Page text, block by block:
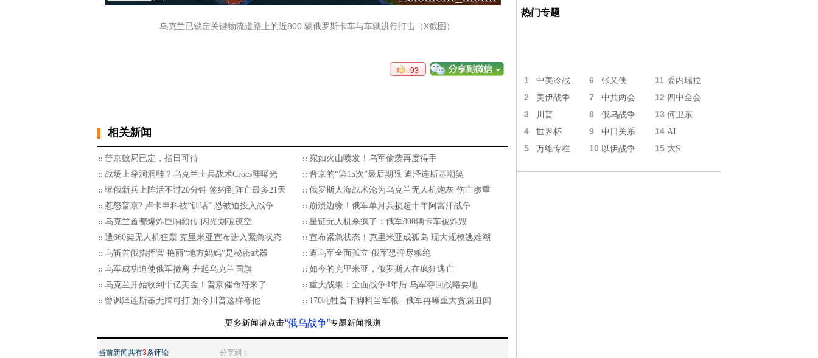
乌克兰已锁定关键物流道路上的近800 辆俄罗斯卡车与车辆进行打击（X截图）
93
相关新闻
普京败局已定，指日可待
宛如火山喷发！乌军偷袭再度得手
战场上穿洞洞鞋？乌克兰士兵战术Crocs鞋曝光
普京的“第15次”最后期限 遭泽连斯基嘲笑
曝俄新兵上阵活不过20分钟 签约到阵亡最多21天
俄罗斯人海战术沦为乌克兰无人机炮灰 伤亡惨重
惹怒普京? 卢卡申科被“训话” 恐被迫投入战争
崩溃边缘！俄军单月兵损超十年阿富汗战争
乌克兰首都爆炸巨响频传 闪光划破夜空
星链无人机杀疯了：俄军800辆卡车被炸毁
遭660架无人机狂轰 克里米亚宣布进入紧急状态
宣布紧急状态！克里米亚成孤岛 现大规模逃难潮
乌斩首俄指挥官 艳丽“地方妈妈”是秘密武器
遭乌军全面孤立 俄军恐弹尽粮绝
乌军成功迫使俄军撤离 升起乌克兰国旗
如今的克里米亚，俄罗斯人在疯狂逃亡
乌克兰开始收到千亿美金！普京催命符来了
重大战果：全面战争4年后 乌军夺回战略要地
曾讽泽连斯基无牌可打 如今川普这样夸他
170吨牲畜下脚料当军粮...俄军再曝重大贪腐丑闻
“俄乌战争”
当前新闻共有3条评论 分享到：
热门专题
1 中美冷战 6 张又侠 11 委内瑞拉
2 美伊战争 7 中共两会 12 四中全会
3 川普 8 俄乌战争 13 何卫东
4 世界杯 9 中日关系 14 AI
5 万维专栏 10 以伊战争 15 大S